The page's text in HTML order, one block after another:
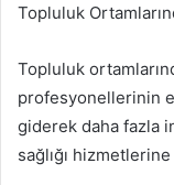
Topluluk
Topluluk
profesyonellerinin
giderek daha fazla
sağlığı